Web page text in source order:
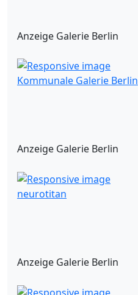
Anzeige Galerie Berlin
Kommunale Galerie Berlin
Anzeige Galerie Berlin
neurotitan
Anzeige Galerie Berlin